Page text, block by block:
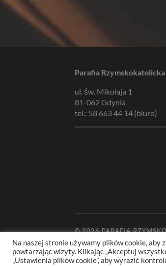
Parafia Rzymskokatolicka
ul. św. Mikołaja 1
81-062 Gdynia
tel.: 58 663 44 14 (biuro)
© 2026PARAFIA
Na naszej stronie używamy plików cookie, aby
powtarzając wizyty. Klikając „Akceptuj
„Ustawienia plików cookie”, aby wyrazić